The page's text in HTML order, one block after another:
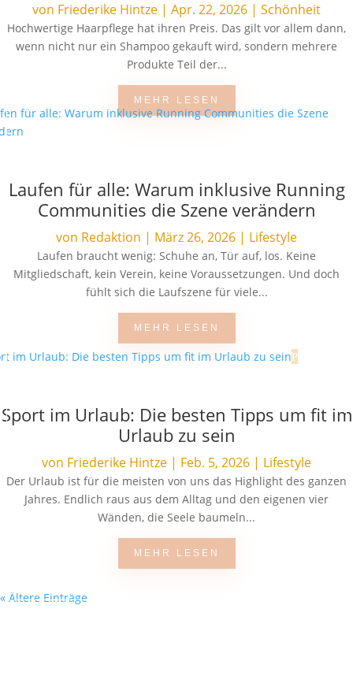
von Friederike Hintze | Apr. 22, 2026 | Schönheit
Hochwertige Haarpflege hat ihren Preis. Das gilt vor allem dann,
wenn nicht nur ein Shampoo gekauft wird, sondern mehrere
Produkte Teil der...
MEHR LESEN
Laufen für alle: Warum inklusive Running
Communities die Szene verändern
von Redaktion | März 26, 2026 | Lifestyle
Laufen braucht wenig: Schuhe an, Tür auf, los. Keine
Mitgliedschaft, kein Verein, keine Voraussetzungen. Und doch
fühlt sich die Laufszene für viele...
MEHR LESEN
Sport im Urlaub: Die besten Tipps um fit im
Urlaub zu sein
von Friederike Hintze | Feb. 5, 2026 | Lifestyle
Der Urlaub ist für die meisten von uns das Highlight des ganzen
Jahres. Endlich raus aus dem Alltag und den eigenen vier
Wänden, die Seele baumeln...
MEHR LESEN
« Ältere Einträge